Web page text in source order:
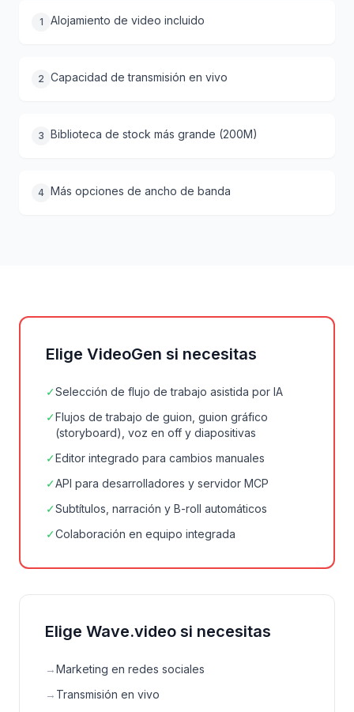
1 Alojamiento de video incluido
2 Capacidad de transmisión en vivo
3 Biblioteca de stock más grande (200M)
4 Más opciones de ancho de banda
Elige VideoGen si necesitas
✓Selección de flujo de trabajo asistida por IA
✓Flujos de trabajo de guion, guion gráfico
(storyboard), voz en off y diapositivas
✓Editor integrado para cambios manuales
✓API para desarrolladores y servidor MCP
✓Subtítulos, narración y B-roll automáticos
✓Colaboración en equipo integrada
Elige Wave.video si necesitas
→Marketing en redes sociales
→ Transmisión en vivo